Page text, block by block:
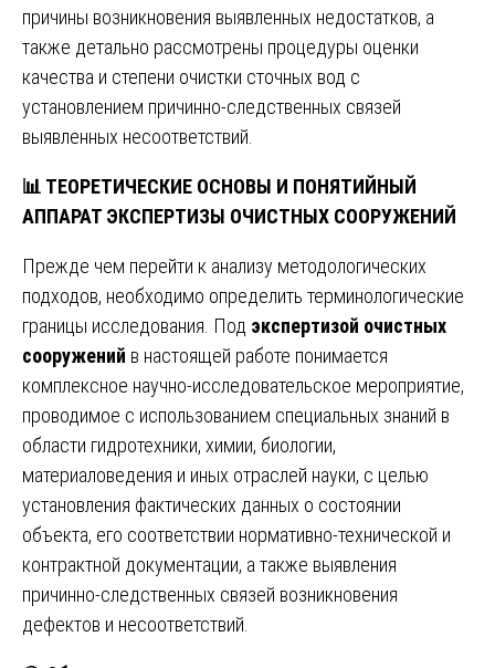
причины возникновения выявленных недостатков, а
также детально рассмотрены процедуры оценки
качества и степени очистки сточных вод с
установлением причинно-следственных связей
выявленных несоответствий.
📊 ТЕОРЕТИЧЕСКИЕ ОСНОВЫ И ПОНЯТИЙНЫЙ
АППАРАТ ЭКСПЕРТИЗЫ ОЧИСТНЫХ СООРУЖЕНИЙ
Прежде чем перейти к анализу методологических
подходов, необходимо определить терминологические
границы исследования. Под экспертизой очистных
сооружений в настоящей работе понимается
комплексное научно-исследовательское мероприятие,
проводимое с использованием специальных знаний в
области гидротехники, химии, биологии,
материаловедения и иных отраслей науки, с целью
установления фактических данных о состоянии
объекта, его соответствии нормативно-технической и
контрактной документации, а также выявления
причинно-следственных связей возникновения
дефектов и несоответствий.